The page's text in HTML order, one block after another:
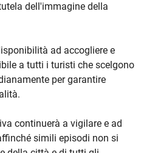
dell'immagine della
ad accogliere e
a tutti i turisti che scelgono
per garantire
continuerà a vigilare e ad
simili episodi non si